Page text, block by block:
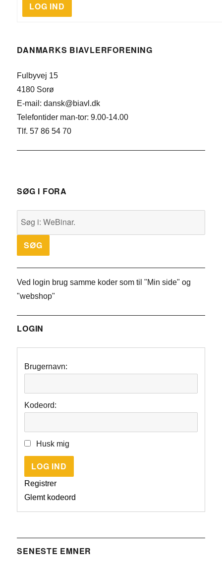
LOG IND
DANMARKS BIAVLERFORENING
Fulbyvej 15
4180 Sorø
E-mail: dansk@biavl.dk
Telefontider man-tor: 9.00-14.00
Tlf. 57 86 54 70
SØG I FORA
Ved login brug samme koder som til "Min side" og
"webshop"
LOGIN
Brugernavn:
Kodeord:
Husk mig
LOG IND
Registrer
Glemt kodeord
SENESTE EMNER